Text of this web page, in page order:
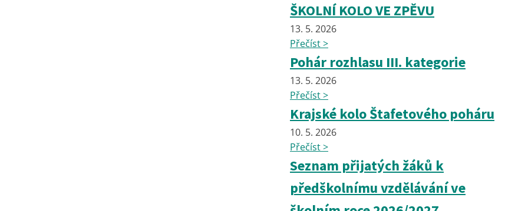
ŠKOLNÍ KOLO VE ZPĚVU
13. 5. 2026
Přečíst >
Pohár rozhlasu III. kategorie
13. 5. 2026
Přečíst >
Krajské kolo Štafetového poháru
10. 5. 2026
Přečíst >
Seznam přijatých žáků k
předškolnímu vzdělávání ve